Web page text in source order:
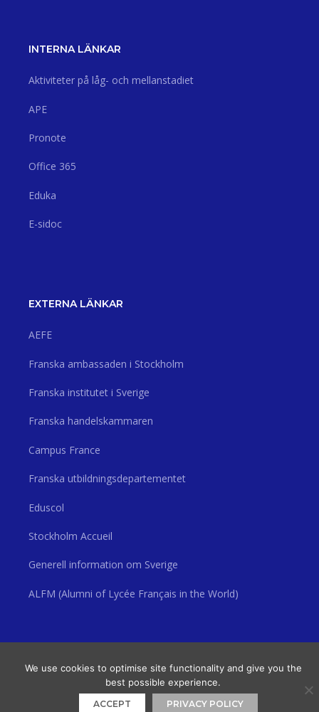
INTERNA LÄNKAR
Aktiviteter på låg- och mellanstadiet
APE
Pronote
Office 365
Eduka
E-sidoc
EXTERNA LÄNKAR
AEFE
Franska ambassaden i Stockholm
Franska institutet i Sverige
Franska handelskammaren
Campus France
Franska utbildningsdepartementet
Eduscol
Stockholm Accueil
Generell information om Sverige
ALFM (Alumni of Lycée Français in the World)
© 2026 Lycée Français Saint Louis de Stockholm• Byggt med GeneratePress
We use cookies to optimise site functionality and give you the
best possible experience.
ACCEPT PRIVACY POLICY